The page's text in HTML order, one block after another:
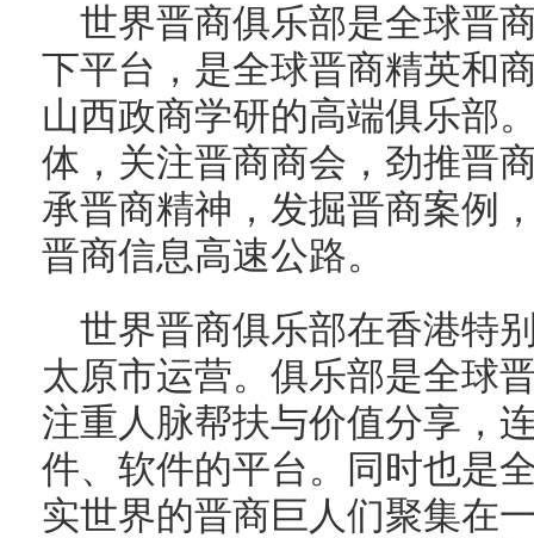
世界晋商俱乐部是全球晋
下平台，是全球晋商精英和
山西政商学研的高端俱乐部
体，关注晋商商会，劲推晋
承晋商精神，发掘晋商案例
晋商信息高速公路。
世界晋商俱乐部在香港特
太原市运营。俱乐部是全球
注重人脉帮扶与价值分享，
件、软件的平台。同时也是
实世界的晋商巨人们聚集在